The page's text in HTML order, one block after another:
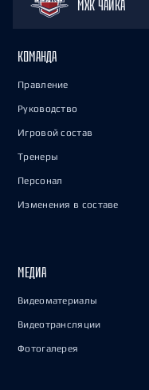
МХК ЧАЙКА
КОМАНДА
Правление
Руководство
Игровой состав
Тренеры
Персонал
Изменения в составе
МЕДИА
Видеоматериалы
Видеотрансляции
Фотогалерея